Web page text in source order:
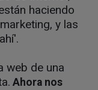
haciendo
y las
web de una
Ahora nos